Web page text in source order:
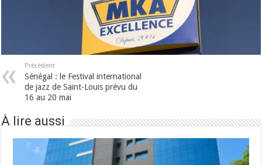
Précédent
Sénégal : le Festival international
de jazz de Saint-Louis prévu du
16 au 20 mai
À lire aussi